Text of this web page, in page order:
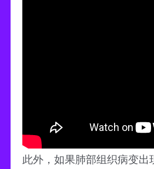
此外，如果肺部组织病变出